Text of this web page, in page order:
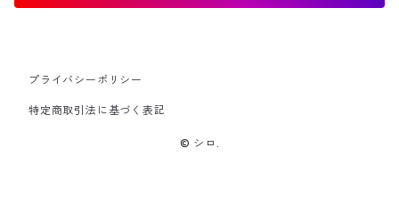
プライバシーポリシー
特定商取引法に基づく表記
© シロ.